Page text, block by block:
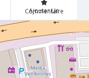
Ajouter Un Commentaire